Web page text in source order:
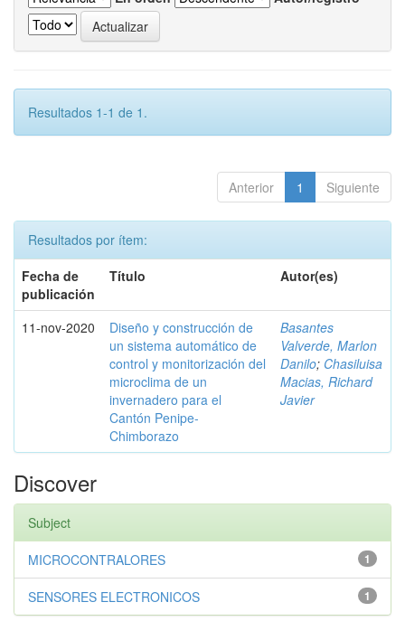
Resultados 1-1 de 1.
Anterior 1 Siguiente
Resultados por ítem:
Fecha de
publicación
Título Autor(es)
11-nov-2020
Diseño y construcción de
un sistema automático de
control y monitorización del
microclima de un
invernadero para el
Cantón Penipe-
Chimborazo
Basantes
Valverde, Marlon
Danilo; Chasiluisa
Macias, Richard
Javier
Discover
Subject
1
MICROCONTRALORES
1
SENSORES ELECTRONICOS